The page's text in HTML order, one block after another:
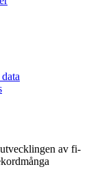
av fi-